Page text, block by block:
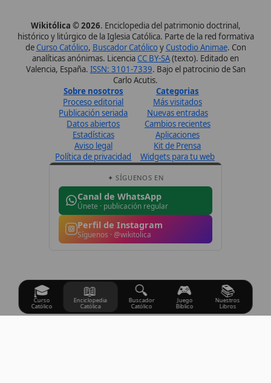
✦ SÍGUENOS EN
Canal de WhatsApp
Únete · publicación regular
Perfil de Instagram
Síguenos · @wikitolica